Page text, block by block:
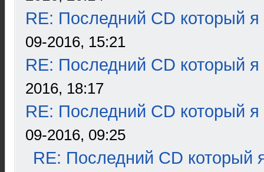
RE: Последний CD который я
09-2016, 15:21
RE: Последний CD который я
2016, 18:17
RE: Последний CD который я
09-2016, 09:25
RE: Последний CD который